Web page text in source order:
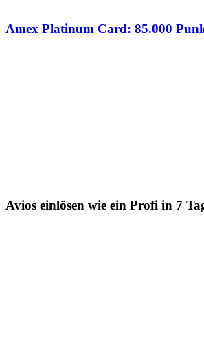
Amex Platinum Card: 85.000
Avios einlösen wie ein Profi in 7